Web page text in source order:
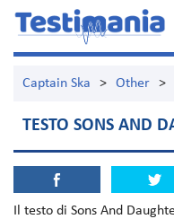
Captain Ska > Other >
TESTO SONS AND
Il testo di Sons And